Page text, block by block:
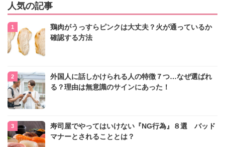
人気の記事
鶏肉がうっすらピンクは大丈夫？火が通っているか
確認する方法
外国人に話しかけられる人の特徴７つ…なぜ選ばれ
る？理由は無意識のサインにあった！
寿司屋でやってはいけない『NG行為』８選 バッド
マナーとされることとは？